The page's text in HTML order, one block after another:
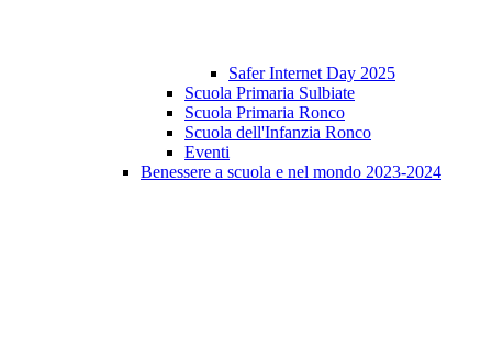
Safer Internet Day 2025
Scuola Primaria Sulbiate
Scuola Primaria Ronco
Scuola dell'Infanzia Ronco
Eventi
Benessere a scuola e nel mondo 2023-2024